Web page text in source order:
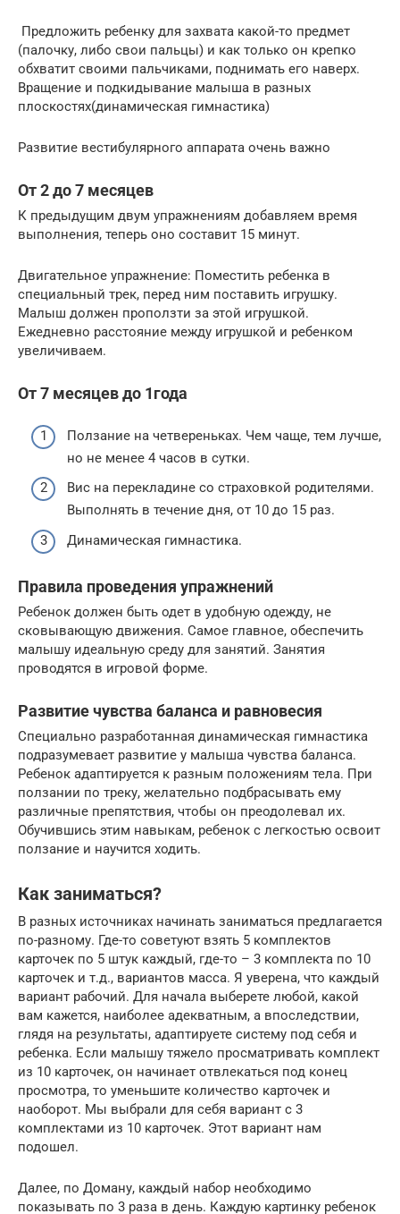
Предложить ребенку для захвата какой-то предмет
(палочку, либо свои пальцы) и как только он крепко
обхватит своими пальчиками, поднимать его наверх.
Вращение и подкидывание малыша в разных
плоскостях(динамическая гимнастика)
Развитие вестибулярного аппарата очень важно
От 2 до 7 месяцев
К предыдущим двум упражнениям добавляем время
выполнения, теперь оно составит 15 минут.
Двигательное упражнение: Поместить ребенка в
специальный трек, перед ним поставить игрушку.
Малыш должен проползти за этой игрушкой.
Ежедневно расстояние между игрушкой и ребенком
увеличиваем.
От 7 месяцев до 1года
Ползание на четвереньках. Чем чаще, тем лучше,
но не менее 4 часов в сутки.
Вис на перекладине со страховкой родителями.
Выполнять в течение дня, от 10 до 15 раз.
Динамическая гимнастика.
Правила проведения упражнений
Ребенок должен быть одет в удобную одежду, не
сковывающую движения. Самое главное, обеспечить
малышу идеальную среду для занятий. Занятия
проводятся в игровой форме.
Развитие чувства баланса и равновесия
Специально разработанная динамическая гимнастика
подразумевает развитие у малыша чувства баланса.
Ребенок адаптируется к разным положениям тела. При
ползании по треку, желательно подбрасывать ему
различные препятствия, чтобы он преодолевал их.
Обучившись этим навыкам, ребенок с легкостью освоит
ползание и научится ходить.
Как заниматься?
В разных источниках начинать заниматься предлагается
по-разному. Где-то советуют взять 5 комплектов
карточек по 5 штук каждый, где-то – 3 комплекта по 10
карточек и т.д., вариантов масса. Я уверена, что каждый
вариант рабочий. Для начала выберете любой, какой
вам кажется, наиболее адекватным, а впоследствии,
глядя на результаты, адаптируете систему под себя и
ребенка. Если малышу тяжело просматривать комплект
из 10 карточек, он начинает отвлекаться под конец
просмотра, то уменьшите количество карточек и
наоборот. Мы выбрали для себя вариант с 3
комплектами из 10 карточек. Этот вариант нам
подошел.
Далее, по Доману, каждый набор необходимо
показывать по 3 раза в день. Каждую картинку ребенок